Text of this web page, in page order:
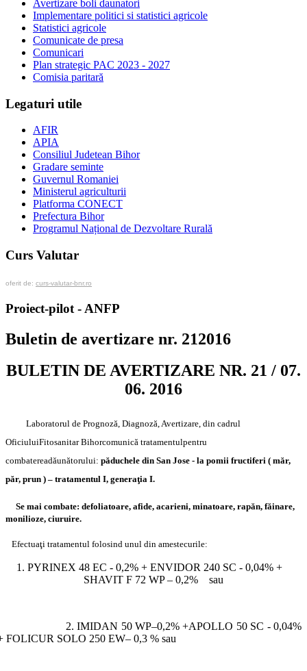
Avertizare boli daunatori
Implementare politici si statistici agricole
Statistici agricole
Comunicate de presa
Comunicari
Plan strategic PAC 2023 - 2027
Comisia paritară
Legaturi utile
AFIR
APIA
Consiliul Judetean Bihor
Gradare seminte
Guvernul Romaniei
Ministerul agriculturii
Platforma CONECT
Prefectura Bihor
Programul Național de Dezvoltare Rurală
Curs Valutar
oferit de: curs-valutar-bnr.ro
Proiect-pilot - ANFP
Buletin de avertizare nr. 212016
BULETIN DE AVERTIZARE NR. 21 / 07.
06. 2016
Laboratorul de Prognoză, Diagnoză, Avertizare, din cadrul
OficiuluiFitosanitar Bihorcomunică tratamentulpentru
combatereadăunătorului: păduchele din San Jose - la pomii fructiferi ( măr,
păr, prun ) – tratamentul I, generaţia I.
Se mai combate: defoliatoare, afide, acarieni, minatoare, rapăn, făinare,
monilioze, ciuruire.
Efectuaţi tratamentul folosind unul din amestecurile:
1. PYRINEX 48 EC - 0,2% + ENVIDOR 240 SC - 0,04% +
SHAVIT F 72 WP – 0,2% sau
2. IMIDAN 50 WP–0,2% +APOLLO 50 SC - 0,04%
FOLICUR SOLO 250 EW– 0,3 % sau